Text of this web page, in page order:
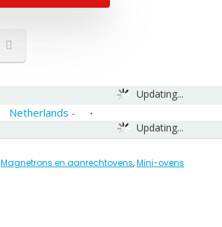
Updating...
Updating...
Netherlands -
Magnetrons en aanrechtovens,Mini-ovens